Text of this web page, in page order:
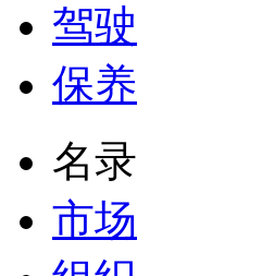
驾驶
保养
名录
市场